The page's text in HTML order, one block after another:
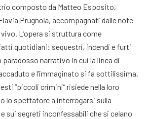
composto da Matteo Esposito,
Prugnola, accompagnati dalle note
. L’opera si struttura come
quotidiani: sequestri, incendi e furti
paradosso narrativo in cui la linea di
e l’immaginato si fa sottilissima.
“piccoli crimini” risiede nella loro
lo spettatore a interrogarsi sulla
sui segreti inconfessabili che si celano